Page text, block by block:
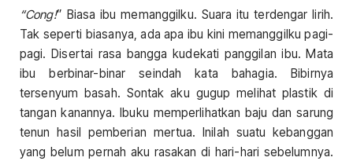
“Cong!” Biasa ibu memanggilku. Suara itu terdengar lirih.
Tak seperti biasanya, ada apa ibu kini memanggilku pagi-
pagi. Disertai rasa bangga kudekati panggilan ibu. Mata
ibu berbinar-binar seindah kata bahagia. Bibirnya
tersenyum basah. Sontak aku gugup melihat plastik di
tangan kanannya. Ibuku memperlihatkan baju dan sarung
tenun hasil pemberian mertua. Inilah suatu kebanggan
yang belum pernah aku rasakan di hari-hari sebelumnya.